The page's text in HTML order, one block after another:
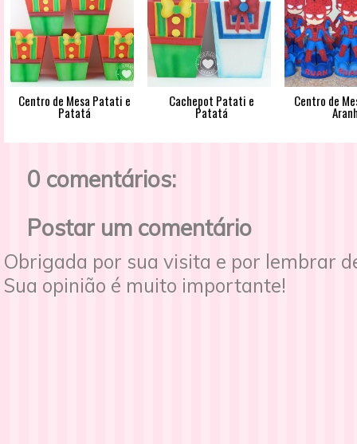
Centro de Mesa Patati e
Patatá
Cachepot Patati e
Patatá
Centro de
0 comentários:
Postar um comentário
Obrigada por sua visita e por lembrar
Sua opinião é muito importante!